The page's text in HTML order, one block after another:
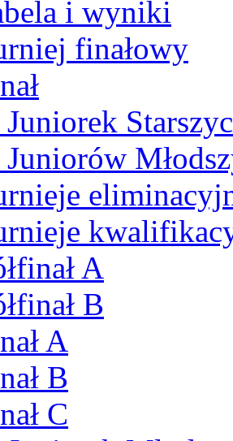
i wyniki
finałowy
A
B
A
B
C